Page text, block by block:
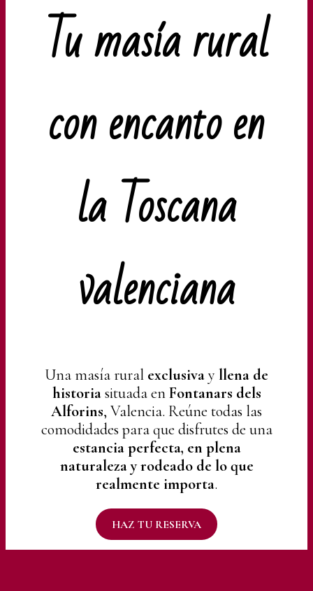
Tu masía rural
con encanto en
la Toscana
valenciana
Una masía rural exclusivay llena de
historiasituada enFontanars dels
Alforins, Valencia. Reúne todas las
comodidades para que disfrutes de una
estancia perfecta, en plena
naturaleza y rodeado de lo que
realmente importa.
HAZ TU RESERVA